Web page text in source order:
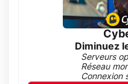
Diminuez
Serveurs
Réseau
Connexion